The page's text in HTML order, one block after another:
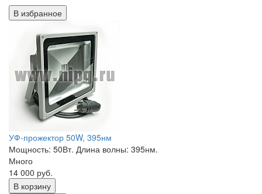
В избранное
УФ-прожектор 50W, 395нм
Мощность: 50Вт. Длина волны: 395нм.
Много
14 000 руб.
В корзину